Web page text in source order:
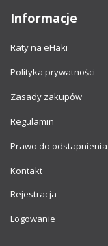
Informacje
Raty na eHaki
Polityka prywatności
Zasady zakupów
Regulamin
Prawo do
Kontakt
Rejestracja
Logowanie